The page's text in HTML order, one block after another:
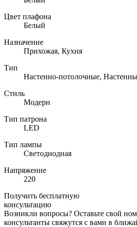
Цвет плафона
Белый
Назначение
Прихожая, Кухня
Тип
Настенно-потолочные,
Стиль
Модерн
Тип патрона
LED
Тип лампы
Светодиодная
Напряжение
220
Получить бесплатную
консультацию
Возникли вопросы? Оставьте свой
консультанты свяжутся с вами в